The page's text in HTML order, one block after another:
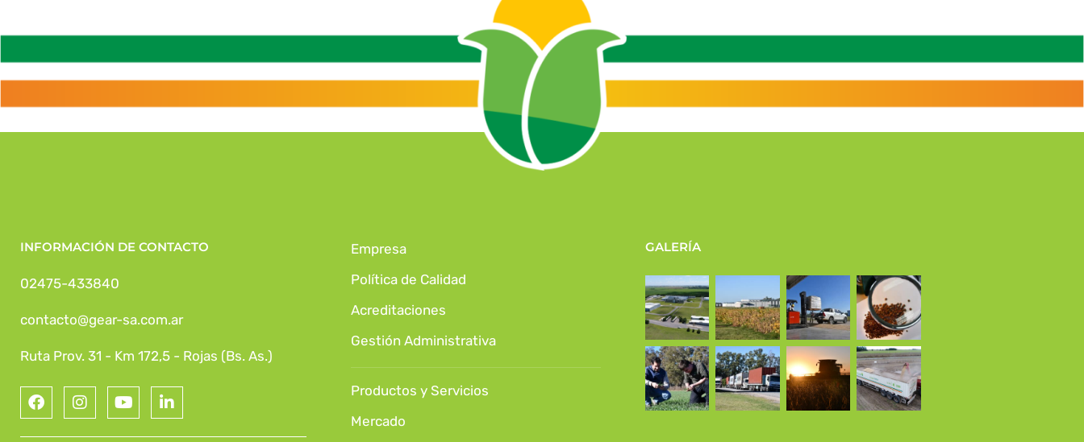
INFORMACIÓN DE CONTACTO
02475-433840
contacto@gear-sa.com.ar
Ruta Prov. 31 - Km 172,5 - Rojas (Bs. As.)
Empresa
Política de Calidad
Acreditaciones
Gestión Administrativa
Productos y Servicios
Mercado
GALERÍA